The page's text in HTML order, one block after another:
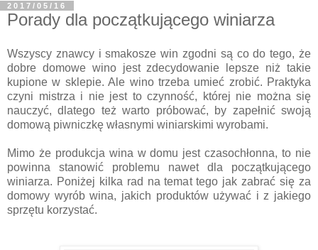
2017/05/16
Porady dla początkującego winiarza
Wszyscy znawcy i smakosze win zgodni są co do tego, że
dobre domowe wino jest zdecydowanie lepsze niż takie
kupione w sklepie. Ale wino trzeba umieć zrobić. Praktyka
czyni mistrza i nie jest to czynność, której nie można się
nauczyć, dlatego też warto próbować, by zapełnić swoją
domową piwniczkę własnymi winiarskimi wyrobami.
Mimo że produkcja wina w domu jest czasochłonna, to nie
powinna stanowić problemu nawet dla początkującego
winiarza. Poniżej kilka rad na temat tego jak zabrać się za
domowy wyrób wina, jakich produktów używać i z jakiego
sprzętu korzystać.